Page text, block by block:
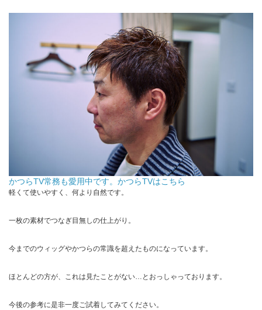
かつらTV常務も愛用中です。かつらTVはこちら
軽くて使いやすく、何より自然です。
一枚の素材でつなぎ目無しの仕上がり。
今までのウィッグやかつらの常識を超えたものになっています。
ほとんどの方が、これは見たことがない…とおっしゃっております。
今後の参考に是非一度ご試着してみてください。